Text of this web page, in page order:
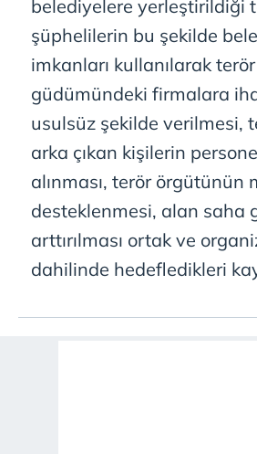
kullanılmaktadır. Bu çerezler
verileriniz işlenmekte olup gerekli
kullanılmaktadır. Diğer çerezler,
kılınması ve kişiselleştirilmesi ve
reklam/pazarlama faaliyetlerinin
Çerezlere ilişkin tercihlerinizi
vasıtasıyla belirleyebilirsiniz.
Metnimiziziyaret edebilirsiniz.
hazırlanmış Aydınlatma Metnimizi
belediyelere yerleştirildiği
şüphelilerin bu şekilde
imkanları kullanılarak
güdümündeki firmalara
usulsüz şekilde verilmesi,
arka çıkan kişilerin
alınması, terör örgütünün
desteklenmesi, alan saha
arttırılması ortak ve
dahilinde hedefledikleri